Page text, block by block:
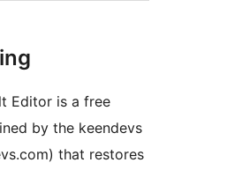
Editor is a free
by the keendevs
that restores